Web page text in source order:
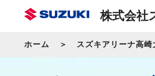
株式会社
ホーム スズキアリーナ高崎